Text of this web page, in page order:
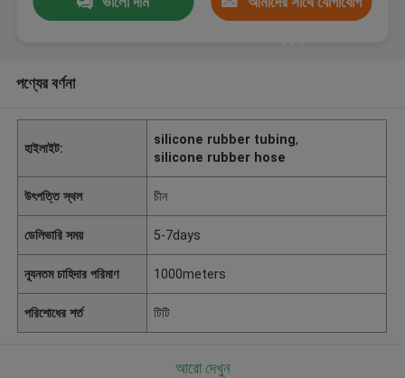
পণ্যের বর্ণনা
হাইলাইট:
silicone rubber tubing,
silicone rubber hose
উৎপত্তি স্থল চীন
ডেলিভারি সময় 5-7days
ন্যূনতম চাহিদার পরিমাণ 1000meters
পরিশোধের শর্ত টিটি
আরো দেখুন